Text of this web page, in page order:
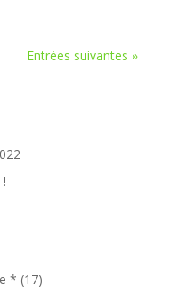
Entrées suivantes »
* (17)